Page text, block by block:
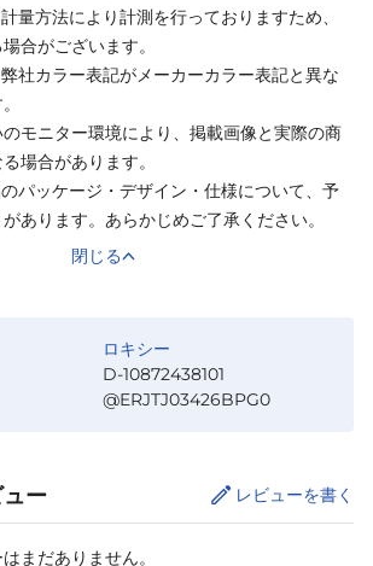
量方法により計測を行っておりますため、
合がございます。
社カラー表記がメーカーカラー表記と異な
モニター環境により、掲載画像と実際の商
場合があります。
パッケージ・デザイン・仕様について、予
あります。あらかじめご了承ください。
閉じる
ロキシー
D-10872438101
@ERJTJ03426BPG0
ー レビューを書く
まだありません。